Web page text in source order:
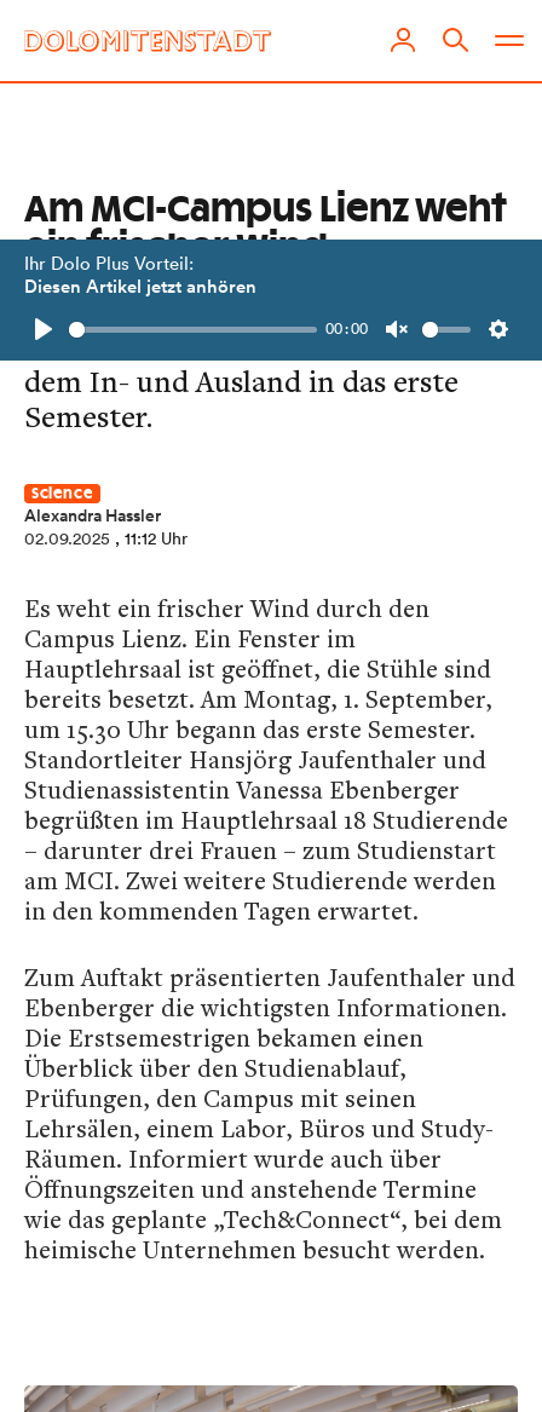
Ihr Dolo Plus Vorteil:
Diesen Artikel jetzt anhören
Play
00:00
Unmute
Am MCI-Campus Lienz weht
ein frischer Wind
Gut organisiert startet die
Hochschule mit 20 Studierenden aus
dem In- und Ausland in das erste
Semester.
Science
Alexandra Hassler
02.09.2025 , 11:12 Uhr
Es weht ein frischer Wind durch den
Campus Lienz. Ein Fenster im
Hauptlehrsaal ist geöffnet, die Stühle sind
bereits besetzt. Am Montag, 1. September,
um 15.30 Uhr begann das erste Semester.
Standortleiter Hansjörg Jaufenthaler und
Studienassistentin Vanessa Ebenberger
begrüßten im Hauptlehrsaal 18 Studierende
– darunter drei Frauen – zum Studienstart
am MCI. Zwei weitere Studierende werden
in den kommenden Tagen erwartet.
Zum Auftakt präsentierten Jaufenthaler und
Ebenberger die wichtigsten Informationen.
Die Erstsemestrigen bekamen einen
Überblick über den Studienablauf,
Prüfungen, den Campus mit seinen
Lehrsälen, einem Labor, Büros und Study-
Räumen. Informiert wurde auch über
Öffnungszeiten und anstehende Termine
wie das geplante „Tech&Connect“, bei dem
heimische Unternehmen besucht werden.